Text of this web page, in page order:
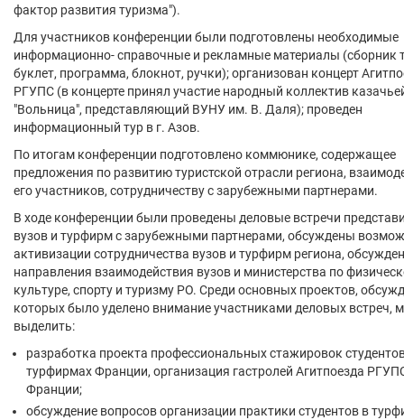
фактор развития туризма").
Для участников конференции были подготовлены необходимые
информационно- справочные и рекламные материалы (сборник
буклет, программа, блокнот, ручки); организован концерт
РГУПС (в концерте принял участие народный коллектив
"Вольница", представляющий ВУНУ им. В. Даля); проведен
информационный тур в г. Азов.
По итогам конференции подготовлено коммюнике, содержащее
предложения по развитию туристской отрасли региона,
его участников, сотрудничеству с зарубежными партнерами.
В ходе конференции были проведены деловые встречи
вузов и турфирм с зарубежными партнерами, обсуждены
активизации сотрудничества вузов и турфирм региона,
направления взаимодействия вузов и министерства по
культуре, спорту и туризму РО. Среди основных проектов,
которых было уделено внимание участниками деловых встреч,
выделить:
разработка проекта профессиональных стажировок
турфирмах Франции, организация гастролей Агитпоезда
Франции;
обсуждение вопросов организации практики студентов в